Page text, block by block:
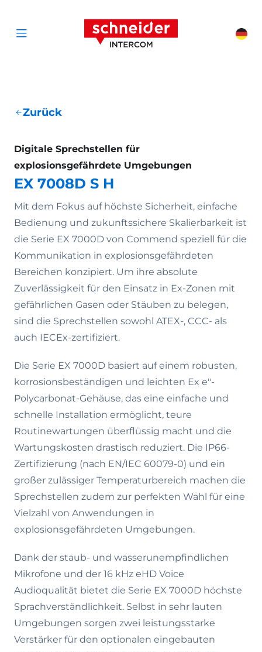
Open menu
Schneider
Zurück
Digitale Sprechstellen für
explosionsgefährdete Umgebungen
EX 7008D S H
Mit dem Fokus auf höchste Sicherheit, einfache
Bedienung und zukunftssichere Skalierbarkeit ist
die Serie EX 7000D von Commend speziell für die
Kommunikation in explosionsgefährdeten
Bereichen konzipiert. Um ihre absolute
Zuverlässigkeit für den Einsatz in Ex-Zonen mit
gefährlichen Gasen oder Stäuben zu belegen,
sind die Sprechstellen sowohl ATEX-, CCC- als
auch IECEx-zertifiziert.
Die Serie EX 7000D basiert auf einem robusten,
korrosionsbeständigen und leichten Ex e"-
Polycarbonat-Gehäuse, das eine einfache und
schnelle Installation ermöglicht, teure
Routinewartungen überflüssig macht und die
Wartungskosten drastisch reduziert. Die IP66-
Zertifizierung (nach EN/IEC 60079-0) und ein
großer zulässiger Temperaturbereich machen die
Sprechstellen zudem zur perfekten Wahl für eine
Vielzahl von Anwendungen in
explosionsgefährdeten Umgebungen.
Dank der staub- und wasserunempfindlichen
Mikrofone und der 16 kHz eHD Voice
Audioqualität bietet die Serie EX 7000D höchste
Sprachverständlichkeit. Selbst in sehr lauten
Umgebungen sorgen zwei leistungsstarke
Verstärker für den optionalen eingebauten